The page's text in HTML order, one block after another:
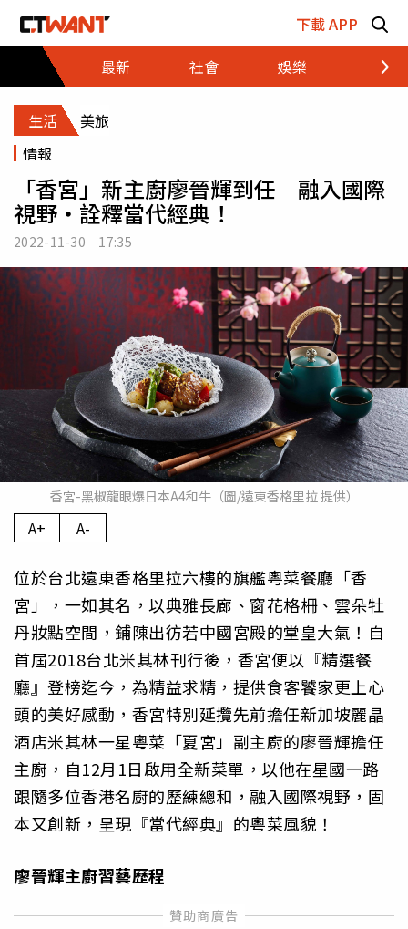
下載 APP
最新
社會 娛樂 財經
生活
美旅
情報
「香宮」新主廚廖晉輝到任 融入國際
視野‧詮釋當代經典！
2022-11-30 17:35
香宮-黑椒龍眼爆日本A4和牛（圖/遠東香格里拉 提供）
A+ A-
位於台北遠東香格里拉六樓的旗艦粵菜餐廳「香
宮」，一如其名，以典雅長廊、窗花格柵、雲朵牡
丹妝點空間，鋪陳出彷若中國宮殿的堂皇大氣！自
首屆2018台北米其林刊行後，香宮便以『精選餐
廳』登榜迄今，為精益求精，提供食客饕家更上心
頭的美好感動，香宮特別延攬先前擔任新加坡麗晶
酒店米其林一星粵菜「夏宮」副主廚的廖晉輝擔任
主廚，自12月1日啟用全新菜單，以他在星國一路
跟隨多位香港名廚的歷練總和，融入國際視野，固
本又創新，呈現『當代經典』的粵菜風貌！
廖晉輝主廚習藝歷程